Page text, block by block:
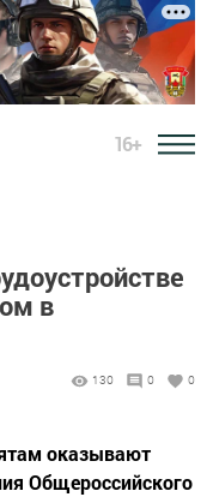
16+
в
130 0 0
оказывают
Общероссийского